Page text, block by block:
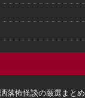
落怖怪談の厳選まとめ